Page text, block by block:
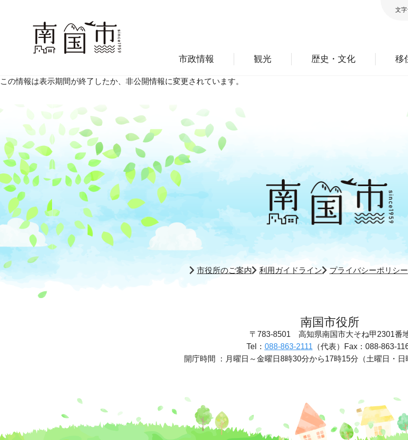
市政情報 観光 歴史・文化 移
文
この情報は表示期間が終了したか、非公開情報に変更されています。
市役所のご案内 利用ガイドライン プライバシーポリシー
南国市役所
〒783-8501 高知県南国市大そね甲2301番
Tel： 088-863-2111 （代表）
Fax：088-863-
開庁時間 ： 月曜日～金曜日8時30分から17時15分 （土曜日・